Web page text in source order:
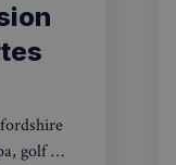
golf et